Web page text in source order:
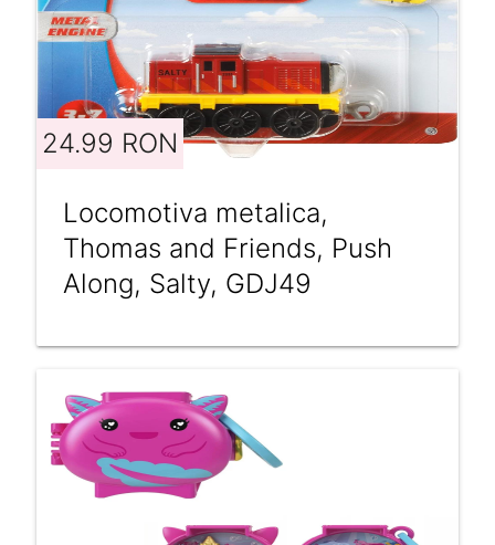
24.99 RON
Locomotiva metalica,
Thomas and Friends, Push
Along, Salty, GDJ49